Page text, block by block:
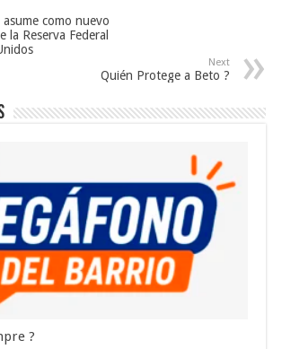
asume como nuevo
la Reserva Federal
Next
Quién Protege a Beto ?
?